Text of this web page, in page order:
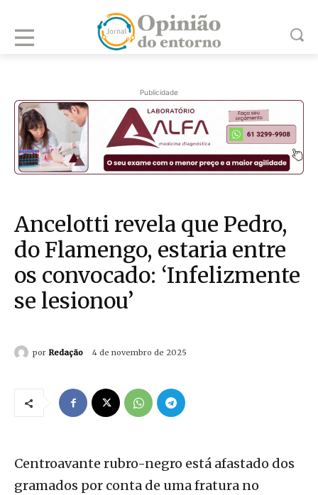
Publicidade
Ancelotti revela que Pedro,
do Flamengo, estaria entre
os convocado: ‘Infelizmente
se lesionou’
por Redação 4 de novembro de 2025
Centroavante rubro-negro está afastado dos
gramados por conta de uma fratura no